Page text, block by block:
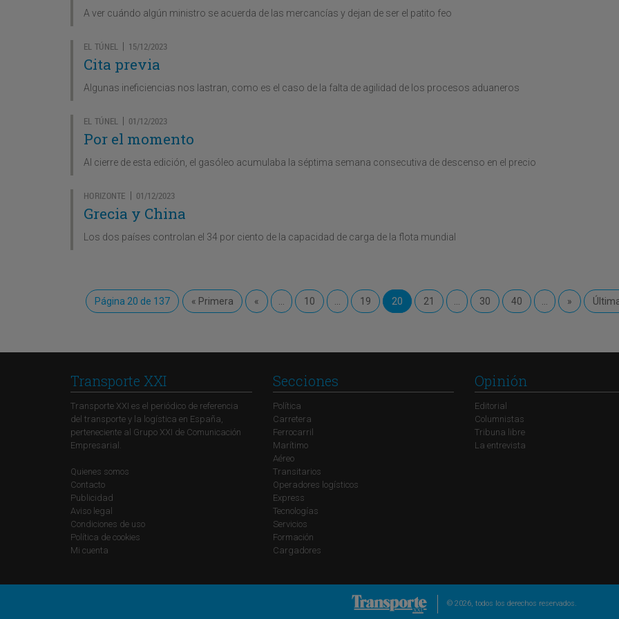
A ver cuándo algún ministro se acuerda de las mercancías y dejan de ser el patito feo
EL TÚNEL 15/12/2023
Cita previa
Algunas ineficiencias nos lastran, como es el caso de la falta de agilidad de los procesos aduaneros
EL TÚNEL 01/12/2023
Por el momento
Al cierre de esta edición, el gasóleo acumulaba la séptima semana consecutiva de descenso en el precio
HORIZONTE 01/12/2023
Grecia y China
Los dos países controlan el 34 por ciento de la capacidad de carga de la flota mundial
Página 20 de 137 « Primera « 10 19 20 21 30 40 »
Transporte XXI
Transporte XXI es el periódico de referencia
del transporte y la logística en España,
perteneciente al Grupo XXI de Comunicación
Empresarial.
Quienes somos
Contacto
Publicidad
Aviso legal
Condiciones de uso
Política de cookies
Mi cuenta
Secciones
Política
Carretera
Ferrocarril
Marítimo
Aéreo
Transitarios
Operadores logísticos
Express
Tecnologías
Servicios
Formación
Cargadores
Opinión
Editorial
Columnistas
Tribuna libre
La entrevista
© 2026, todos los derechos reservados.